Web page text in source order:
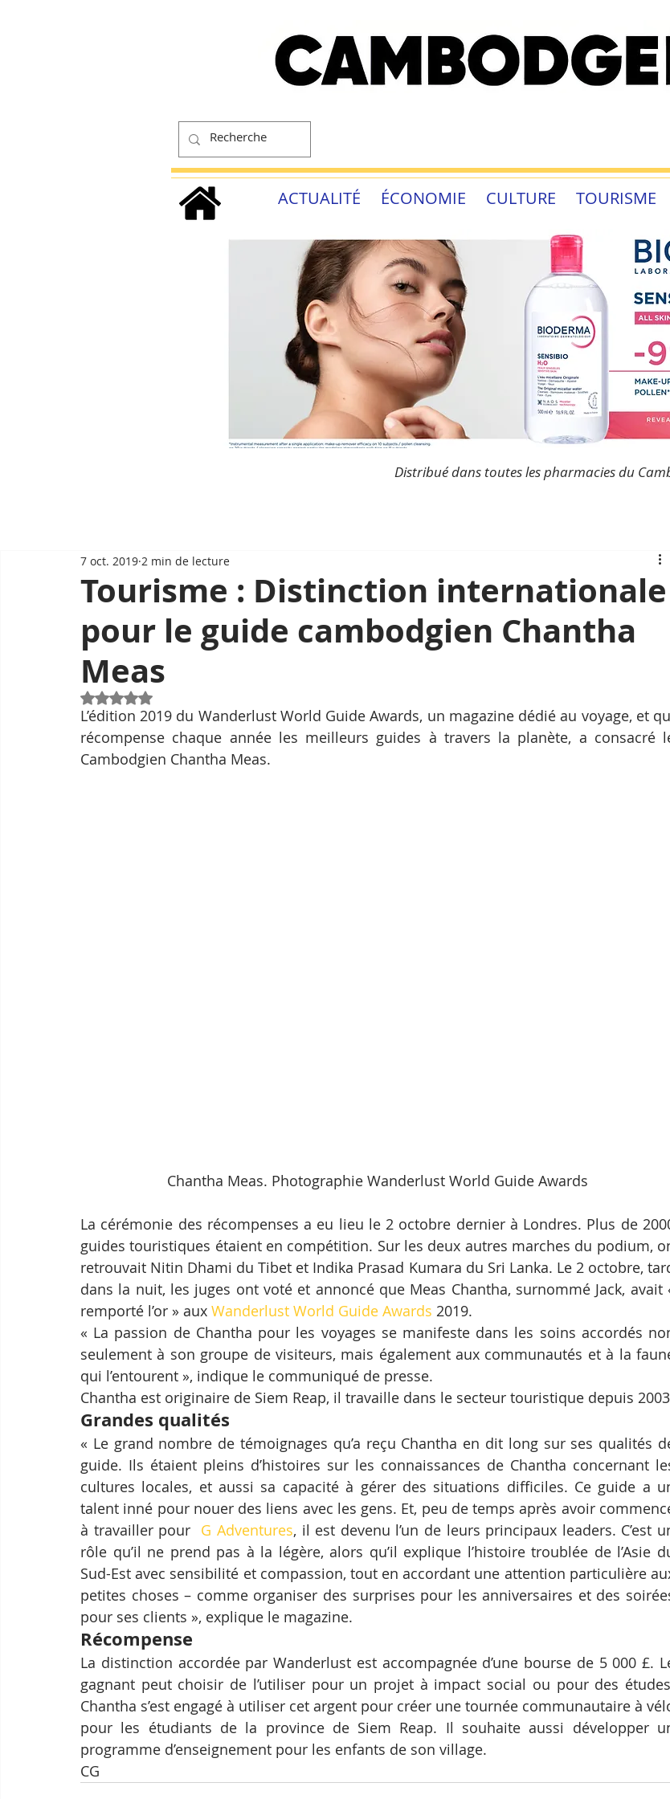
ACTUALITÉ ÉCONOMIE CULTURE TOURISME
Distribué dans toutes les pharmacies du
Tourisme : Distinction internationale
pour le guide cambodgien Chantha
Meas
7 oct. 2019 2 min de lecture
Noté NaN étoiles sur 5.
L’édition 2019 du Wanderlust World Guide Awards, un magazine dédié au voyage, et
récompense chaque année les meilleurs guides à travers la planète, a consacré
Cambodgien Chantha Meas.
Chantha Meas. Photographie Wanderlust World Guide Awards
La cérémonie des récompenses a eu lieu le 2 octobre dernier à Londres. Plus de
guides touristiques étaient en compétition. Sur les deux autres marches du podium,
retrouvait Nitin Dhami du Tibet et Indika Prasad Kumara du Sri Lanka. Le 2 octobre,
dans la nuit, les juges ont voté et annoncé que Meas Chantha, surnommé Jack, avait
remporté l’or » aux Wanderlust World Guide Awards 2019.
« La passion de Chantha pour les voyages se manifeste dans les soins accordés
seulement à son groupe de visiteurs, mais également aux communautés et à la
qui l’entourent », indique le communiqué de presse.
Chantha est originaire de Siem Reap, il travaille dans le secteur touristique depuis
Grandes qualités
« Le grand nombre de témoignages qu’a reçu Chantha en dit long sur ses qualités
guide. Ils étaient pleins d’histoires sur les connaissances de Chantha concernant
cultures locales, et aussi sa capacité à gérer des situations difficiles. Ce guide a
talent inné pour nouer des liens avec les gens. Et, peu de temps après avoir
à travailler pour G Adventures, il est devenu l’un de leurs principaux leaders. C’est
rôle qu’il ne prend pas à la légère, alors qu’il explique l’histoire troublée de l’Asie
Sud-Est avec sensibilité et compassion, tout en accordant une attention particulière
petites choses – comme organiser des surprises pour les anniversaires et des
pour ses clients », explique le magazine.
Récompense
La distinction accordée par Wanderlust est accompagnée d’une bourse de 5 000 £.
gagnant peut choisir de l’utiliser pour un projet à impact social ou pour des
Chantha s’est engagé à utiliser cet argent pour créer une tournée communautaire à
pour les étudiants de la province de Siem Reap. Il souhaite aussi développer
programme d’enseignement pour les enfants de son village.
CG